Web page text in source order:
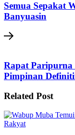
Semua Sepakat
Banyuasin
Rapat Paripurna
Pimpinan
Related Post